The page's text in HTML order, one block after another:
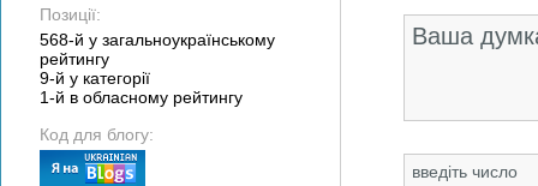
Позиції:
568-й у загальноукраїнському
рейтингу
9-й у категорії
1-й в обласному рейтингу
Код для блогу: